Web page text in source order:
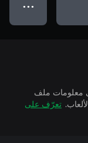
● ● ●
معلومات ملف
تعرّف على